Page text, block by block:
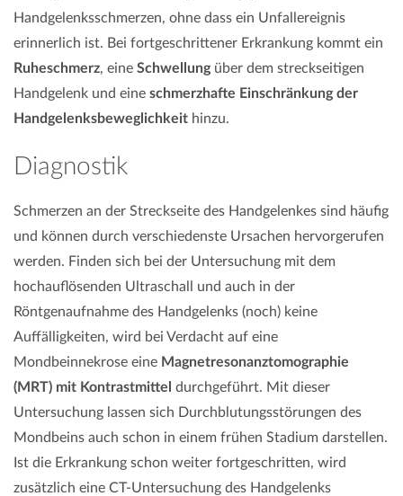
Handgelenksschmerzen, ohne dass ein Unfallereignis
erinnerlich ist. Bei fortgeschrittener Erkrankung kommt ein
Ruheschmerz, eine Schwellungüber dem streckseitigen
Handgelenk und eine schmerzhafte Einschränkung der
Handgelenksbeweglichkeit hinzu.
Diagnostik
Schmerzen an der Streckseite des Handgelenkes sind häufig
und können durch verschiedenste Ursachen hervorgerufen
werden. Finden sich bei der Untersuchung mit dem
hochauflösenden Ultraschall und auch in der
Röntgenaufnahme des Handgelenks (noch) keine
Auffälligkeiten, wird bei Verdacht auf eine
Mondbeinnekrose eine Magnetresonanztomographie
(MRT) mit Kontrastmittel durchgeführt. Mit dieser
Untersuchung lassen sich Durchblutungsstörungen des
Mondbeins auch schon in einem frühen Stadium darstellen.
Ist die Erkrankung schon weiter fortgeschritten, wird
zusätzlich eine CT-Untersuchung des Handgelenks